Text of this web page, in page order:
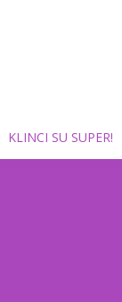
KLINCI SU SUPER!